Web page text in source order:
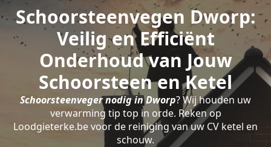
Schoorsteenvegen Dworp:
Veilig en Efficiënt
Onderhoud van Jouw
Schoorsteen en Ketel
Schoorsteenveger nodig in Dworp? Wij houden uw
verwarming tip top in orde. Reken op
Loodgieterke.be voor de reiniging van uw CV ketel en
schouw.